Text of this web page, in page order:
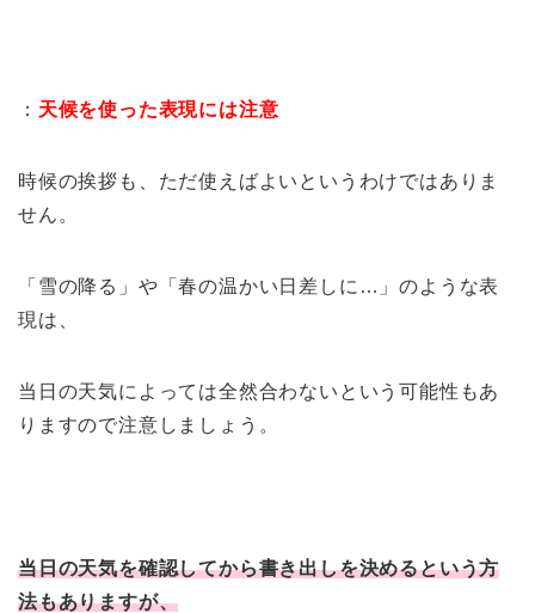
： 天候を使った表現には注意
時候の挨拶も、ただ使えばよいというわけではありま
せん。
「雪の降る」や「春の温かい日差しに…」のような表
現は、
当日の天気によっては全然合わないという可能性もあ
りますので注意しましょう。
当日の天気を確認してから書き出しを決めるという方
法もありますが、